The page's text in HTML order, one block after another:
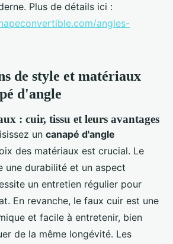
Plus de détails ici :
angles-
de style et matériaux
d'angle
: cuir, tissu et leurs avantages
un canapé d'angle
des matériaux est crucial. Le
une durabilité et un aspect
un entretien régulier pour
En revanche, le faux cuir est une
et facile à entretenir, bien
de la même longévité. Les